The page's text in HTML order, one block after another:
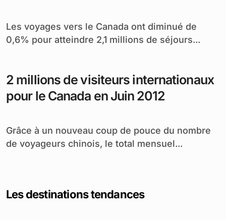
Les voyages vers le Canada ont diminué de
0,6% pour atteindre 2,1 millions de séjours...
2 millions de visiteurs internationaux
pour le Canada en Juin 2012
Grâce à un nouveau coup de pouce du nombre
de voyageurs chinois, le total mensuel...
Les destinations tendances